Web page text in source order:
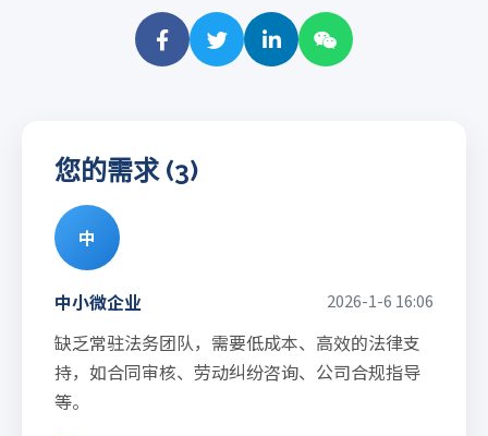
您的需求 (3)
中
中小微企业 2026-1-6 16:06
缺乏常驻法务团队，需要低成本、高效的法律支
持，如合同审核、劳动纠纷咨询、公司合规指导
等。